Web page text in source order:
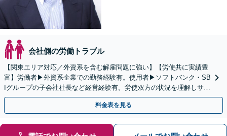
会社側の労働トラブル
【関東エリア対応／外資系を含む解雇問題に強い】【労使共に実績豊
富】労働者▶︎外資系企業での勤務経験有。使用者▶︎ソフトバンク・SB
Iグループの子会社社長など経営経験有。労使双方の状況を理解しサポ
ート【米国公認会計士│英語対応可｜税理士在籍】
料金表を見る